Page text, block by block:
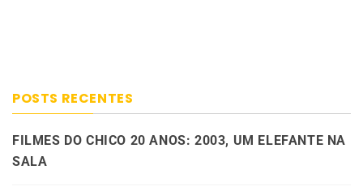
POSTS RECENTES
FILMES DO CHICO 20 ANOS: 2003, UM ELEFANTE NA
SALA